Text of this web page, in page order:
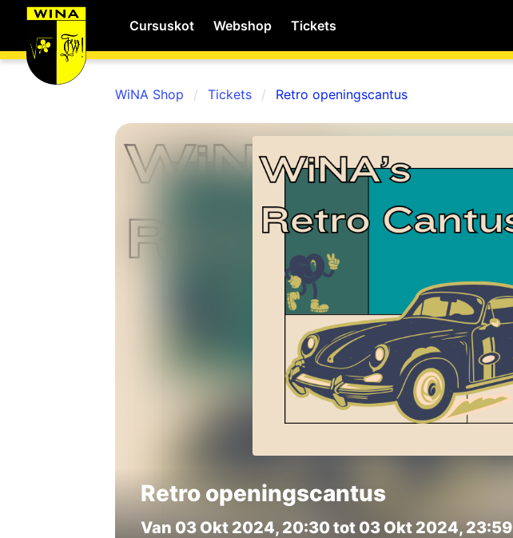
Cursuskot Webshop Tickets
WiNA MyWiNA
Shop Schachten
WiNA Shop Tickets Retro openingscantus
Retro openingscantus
Van 03 Okt 2024, 20:30 tot 03 Okt 2024, 23:59